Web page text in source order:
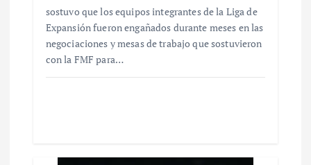
sostuvo que los equipos integrantes de la Liga de
Expansión fueron engañados durante meses en las
negociaciones y mesas de trabajo que sostuvieron
con la FMF para…